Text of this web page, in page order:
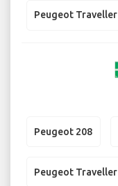
Peugeot Traveller
Peugeot 208
Peugeot Traveller